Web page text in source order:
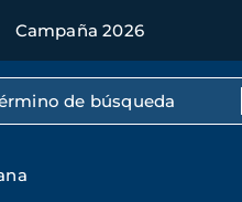
Campaña 2026
texto completo